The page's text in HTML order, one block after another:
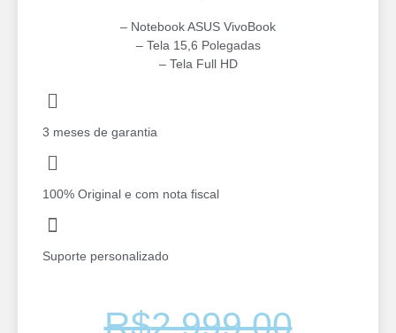
– Notebook ASUS VivoBook
– Tela 15,6 Polegadas
– Tela Full HD
3 meses de garantia
100% Original e com nota fiscal
Suporte personalizado